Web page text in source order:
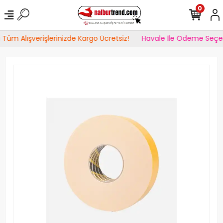
Alışverişlerinizde Kargo Ücretsiz! Havale İle Ödeme
0